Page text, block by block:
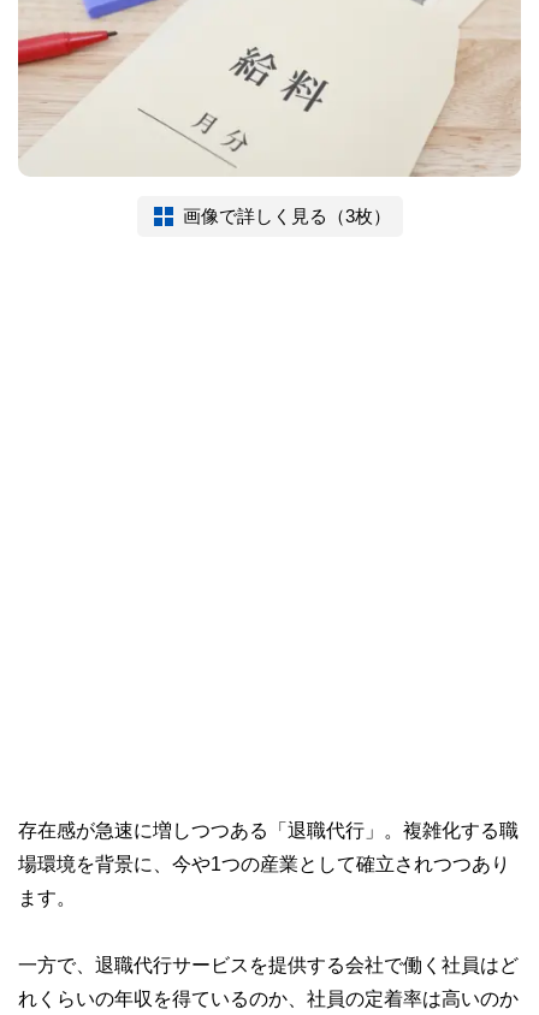
画像で詳しく見る（3枚）
存在感が急速に増しつつある「退職代行」。複雑化する職
場環境を背景に、今や1つの産業として確立されつつあり
ます。
一方で、退職代行サービスを提供する会社で働く社員はど
れくらいの年収を得ているのか、社員の定着率は高いのか